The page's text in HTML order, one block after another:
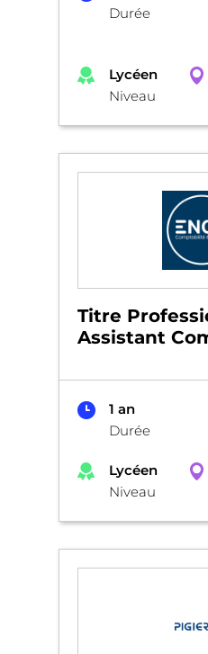
Durée
Lycéen
Niveau
Titre
Assistant
1 an
Durée
Lycéen
Niveau